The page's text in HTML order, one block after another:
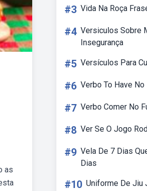
as
#3 Vida Na Roça
#4 Versiculos Sobre
Insegurança
#5 Versículos Para
#6 Verbo To Have
#7 Verbo Comer No
#8 Ver Se O Jogo
#9 Vela De 7 Dias
Dias
#10 Uniforme De Jiu